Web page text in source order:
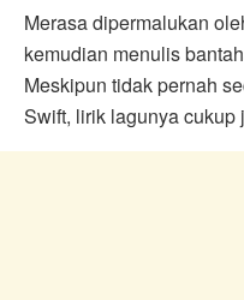
Merasa dipermalukan
kemudian menulis
Meskipun tidak pernah
Swift, lirik lagunya cukup